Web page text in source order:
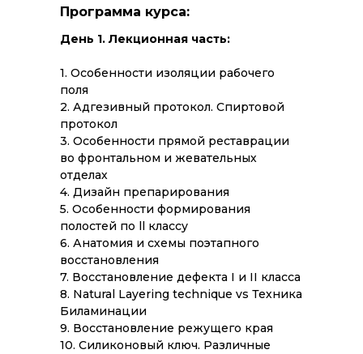
Программа курса:
День 1. Лекционная часть:
1. Особенности изоляции рабочего
поля
2. Адгезивный протокол. Спиртовой
протокол
3. Особенности прямой реставрации
во фронтальном и жевательных
отделах
4. Дизайн препарирования
5. Особенности формирования
полостей по ll классу
6. Анатомия и схемы поэтапного
восстановления
7. Восстановление дефекта I и II класса
8. Natural Layering technique vs Техника
Биламинации
9. Восстановление режущего края
10. Силиконовый ключ. Различные